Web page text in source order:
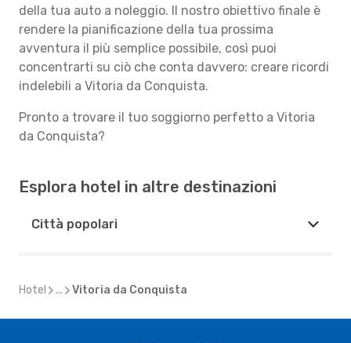
della tua auto a noleggio. Il nostro obiettivo finale è
rendere la pianificazione della tua prossima
avventura il più semplice possibile, così puoi
concentrarti su ciò che conta davvero: creare ricordi
indelebili a Vitoria da Conquista.
Pronto a trovare il tuo soggiorno perfetto a Vitoria
da Conquista?
Esplora hotel in altre destinazioni
Città popolari
Hotel ... Vitoria da Conquista